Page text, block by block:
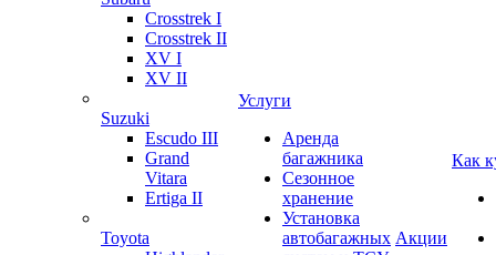
Crosstrek I
Crosstrek II
XV I
XV II
Suzuki
Escudo III
Grand
Vitara
Ertiga II
Toyota
Услуги
Аренда
багажника
Сезонное
хранение
Установка
автобагажных Акции
Как